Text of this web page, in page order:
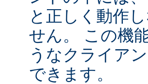
と正しく動作
せん。 この機
うなクライア
できます。